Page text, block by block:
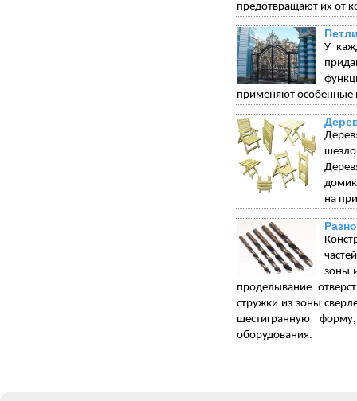
предотвращают их от
У
применяют особенные
на
зоны
проделывание
стружки из зоны
шестигранную
оборудования.